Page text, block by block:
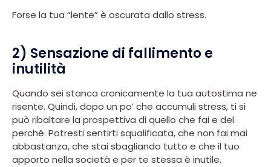
Forse la tua “lente” è oscurata dallo stress.
2) Sensazione di fallimento e
inutilità
Quando sei stanca cronicamente la tua autostima ne
risente. Quindi, dopo un po’ che accumuli stress, ti si
può ribaltare la prospettiva di quello che fai e del
perché. Potresti sentirti squalificata, che non fai mai
abbastanza, che stai sbagliando tutto e che il tuo
apporto nella società e per te stessa è inutile.